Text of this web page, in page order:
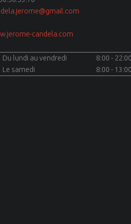
navigation
candela.com
Du lundi au vendredi
8:00 - 22:00
Le samedi
8:00 - 13:00